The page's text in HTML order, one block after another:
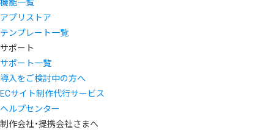
機能一覧
アプリストア
テンプレート一覧
サポート
サポート一覧
導入をご検討中の方へ
ECサイト制作代行サービス
ヘルプセンター
制作会社・提携会社さまへ